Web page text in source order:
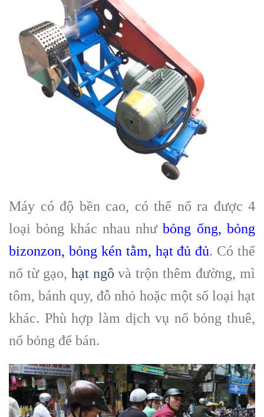
Máy có độ bền cao, có thể nổ ra được 4
loại bỏng khác nhau nhưbỏng ống, bỏng
bizonzon, bỏng kén tằm, hạt đủ đủ. Có thể
nổ từ gạo, hạt ngô và trộn thêm đường, mì
tôm, bánh quy, đỗ nhỏ hoặc một số loại hạt
khác. Phù hợp làm dịch vụ nổ bỏng thuê,
nổ bỏng để bán.